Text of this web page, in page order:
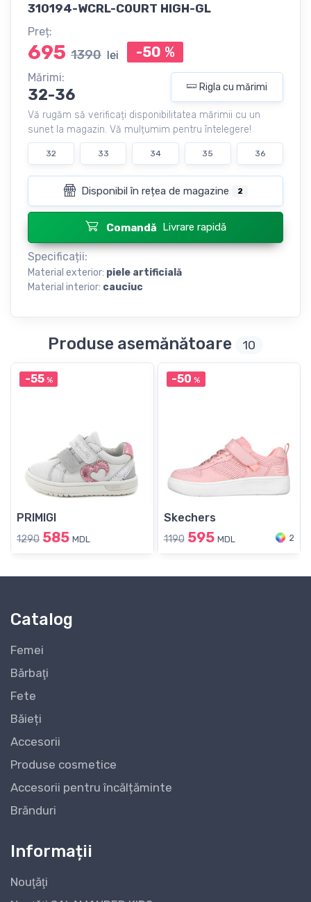
310194-WCRL-COURT HIGH-GL
Preț:
695 1390 lei -50 %
Mărimi:
32-36 Rigla cu mărimi
Vă rugăm să verificați disponibilitatea mărimii cu un
sunet la magazin. Vă mulțumim pentru întelegere!
32 33 34 35 36
Disponibil în rețea de magazine 2
Comandă Livrare rapidă
Specificații:
Material exterior: piele artificială
Material interior: cauciuc
Produse asemănătoare 10
-55%
PRIMIGI
1290 585 MDL
-50 %
Skechers
1190 595 MDL 2
Catalog
Femei
Bărbaţi
Fete
Băieți
Accesorii
Produse cosmetice
Accesorii pentru încălțăminte
Brănduri
Informații
Nouţăţi